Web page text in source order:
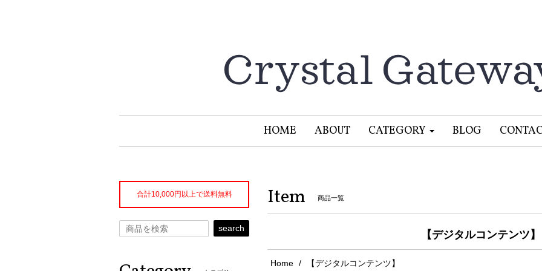
HOME ABOUT CATEGORY BLOG
Item 商品一覧
【デジタルコンテンツ】
Home 【デジタルコンテンツ】
合計10,000円以上で送料無料
search